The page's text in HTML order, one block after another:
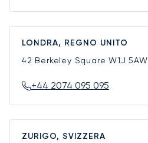
LONDRA, REGNO UNITO
42 Berkeley SquareW1J 5AW
+44 2074 095 095
ZURIGO, SVIZZERA